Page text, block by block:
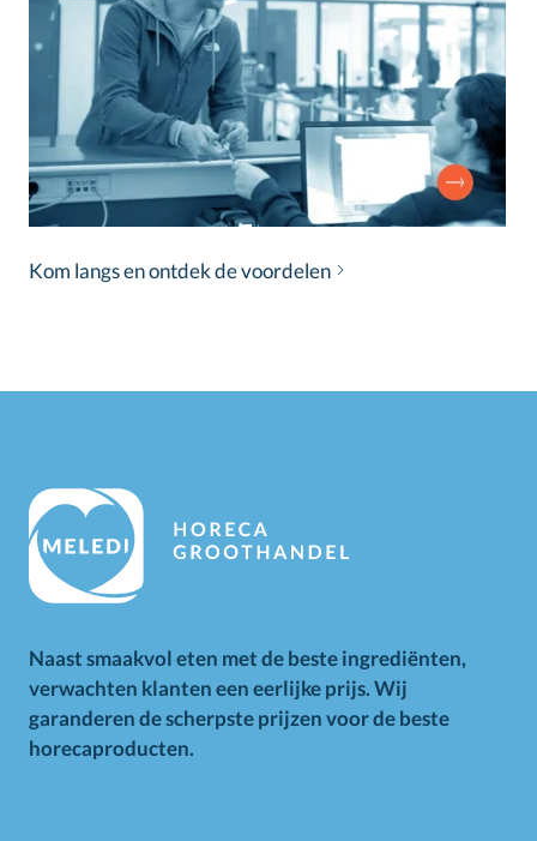
Kom langs en ontdek de voordelen
Naast smaakvol eten met de beste ingrediënten,
verwachten klanten een eerlijke prijs. Wij
garanderen de scherpste prijzen voor de beste
horecaproducten.